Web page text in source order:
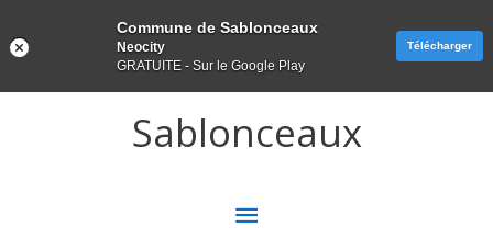
Sablonceaux
MENU
Commune de Sablonceaux
Neocity
GRATUITE - Sur le Google Play
Télécharger